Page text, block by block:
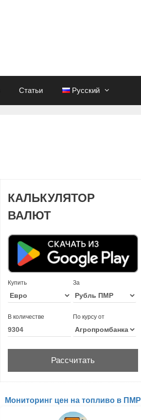
Статьи Русский
КАЛЬКУЛЯТОР
ВАЛЮТ
Купить За
В количестве По курсу от
Мониторинг цен на топливо в ПМР